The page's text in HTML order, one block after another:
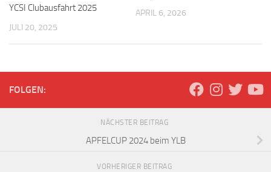
YCSI Clubausfahrt 2025
JULI 20, 2025
APRIL 6, 2026
FOLGEN:
NÄCHSTER BEITRAG
APFELCUP 2024 beim YLB
VORHERIGER BEITRAG